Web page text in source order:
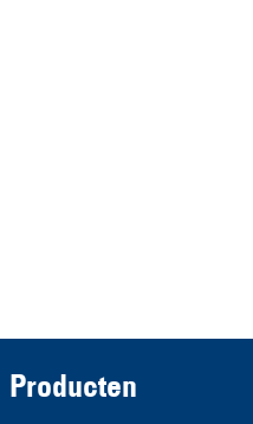
Producten